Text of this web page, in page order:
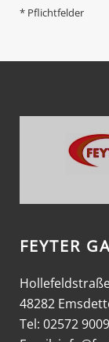
* Pflichtfelder
FEYTER
48282
Tel: 02572